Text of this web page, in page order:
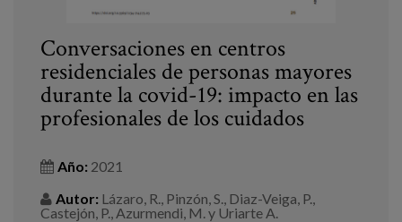
Conversaciones en centros
residenciales de personas mayores
durante la covid-19: impacto en las
profesionales de los cuidados
Año: 2021
Autor: Lázaro, R., Pinzón, S., Diaz-Veiga, P.,
Castejón, P., Azurmendi, M. y Uriarte A.